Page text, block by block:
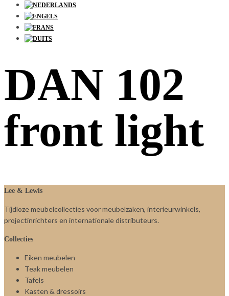
DAN 102
front light
Lee & Lewis
Tijdloze meubelcollecties voor meubelzaken, interieurwinkels,
projectinrichters en internationale distributeurs.
Collecties
Eiken meubelen
Teak meubelen
Tafels
Kasten & dressoirs